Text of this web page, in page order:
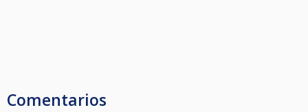
Comentarios